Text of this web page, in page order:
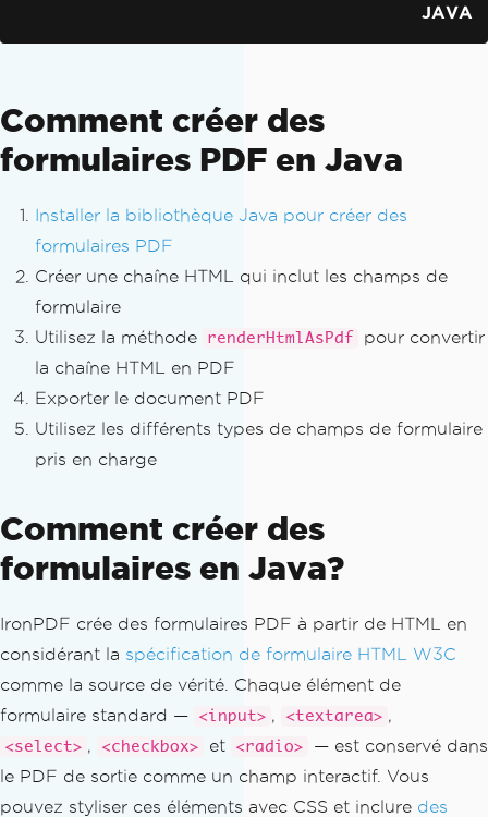
"</form>" ;
// Render HTML to PDF — form fields ar
PdfDocument pdf = PdfDocument.renderHt
mlAsPdf
formHtml
JAVA
Comment créer des
formulaires PDF en Java
Installer la bibliothèque Java pour créer des
formulaires PDF
Créer une chaîne HTML qui inclut les champs de
formulaire
Utilisez la méthode
renderHtmlAsPdf
pour convertir
la chaîne HTML en PDF
Exporter le document PDF
Utilisez les différents types de champs de formulaire
pris en charge
Comment créer des
formulaires en Java?
IronPDF crée des formulaires PDF à partir de HTML en
considérant la spécification de formulaire HTML W3C
comme la source de vérité. Chaque élément de
formulaire standard — <input> , <textarea> ,
<select> , <checkbox> et <radio>
— est conservé dans
le PDF de sortie comme un champ interactif. Vous
pouvez styliser ces éléments avec CSS et inclure des